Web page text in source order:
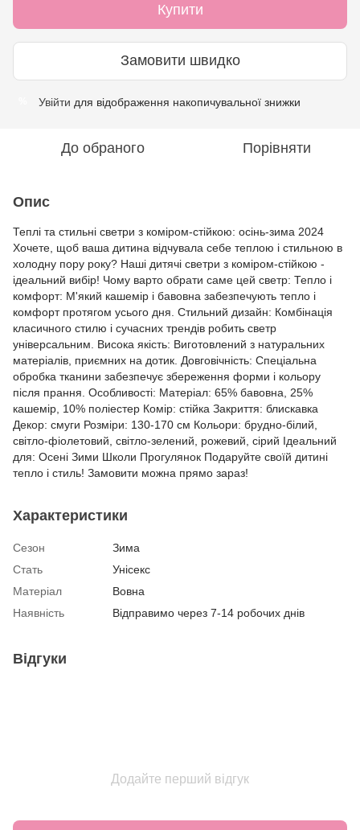
Купити
Замовити швидко
Увійти для відображення накопичувальної знижки
До обраного Порівняти
Опис
Теплі та стильні светри з коміром-стійкою: осінь-зима 2024
Хочете, щоб ваша дитина відчувала себе теплою і стильною в
холодну пору року? Наші дитячі светри з коміром-стійкою -
ідеальний вибір! Чому варто обрати саме цей светр: Тепло і
комфорт: М'який кашемір і бавовна забезпечують тепло і
комфорт протягом усього дня. Стильний дизайн: Комбінація
класичного стилю і сучасних трендів робить светр
універсальним. Висока якість: Виготовлений з натуральних
матеріалів, приємних на дотик. Довговічність: Спеціальна
обробка тканини забезпечує збереження форми і кольору
після прання. Особливості: Матеріал: 65% бавовна, 25%
кашемір, 10% поліестер Комір: стійка Закриття: блискавка
Декор: смуги Розміри: 130-170 см Кольори: брудно-білий,
світло-фіолетовий, світло-зелений, рожевий, сірий Ідеальний
для: Осені Зими Школи Прогулянок Подаруйте своїй дитині
тепло і стиль! Замовити можна прямо зараз!
Характеристики
Сезон
Зима
Стать
Унісекс
Матеріал
Вовна
Наявність
Відправимо через 7-14 робочих днів
Відгуки
Додайте перший відгук